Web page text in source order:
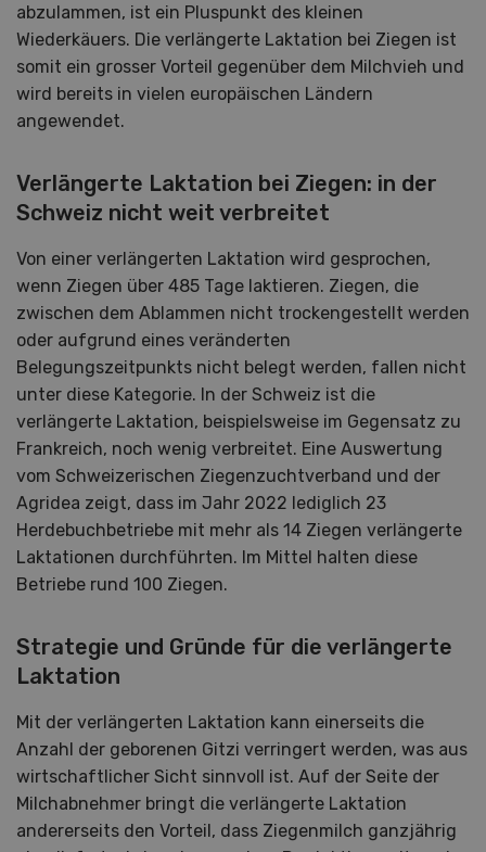
abzulammen, ist ein Pluspunkt des kleinen
Wiederkäuers. Die verlängerte Laktation bei Ziegen ist
somit ein grosser Vorteil gegenüber dem Milchvieh und
wird bereits in vielen europäischen Ländern
angewendet.
Verlängerte Laktation bei Ziegen: in der
Schweiz nicht weit verbreitet
Von einer verlängerten Laktation wird gesprochen,
wenn Ziegen über 485 Tage laktieren. Ziegen, die
zwischen dem Ablammen nicht trockengestellt werden
oder aufgrund eines veränderten
Belegungszeitpunkts nicht belegt werden, fallen nicht
unter diese Kategorie. In der Schweiz ist die
verlängerte Laktation, beispielsweise im Gegensatz zu
Frankreich, noch wenig verbreitet. Eine Auswertung
vom Schweizerischen Ziegenzuchtverband und der
Agridea zeigt, dass im Jahr 2022 lediglich 23
Herdebuchbetriebe mit mehr als 14 Ziegen verlängerte
Laktationen durchführten. Im Mittel halten diese
Betriebe rund 100 Ziegen.
Strategie und Gründe für die verlängerte
Laktation
Mit der verlängerten Laktation kann einerseits die
Anzahl der geborenen Gitzi verringert werden, was aus
wirtschaftlicher Sicht sinnvoll ist. Auf der Seite der
Milchabnehmer bringt die verlängerte Laktation
andererseits den Vorteil, dass Ziegenmilch ganzjährig